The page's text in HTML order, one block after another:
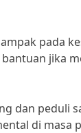
pada
jika
dan peduli
di masa